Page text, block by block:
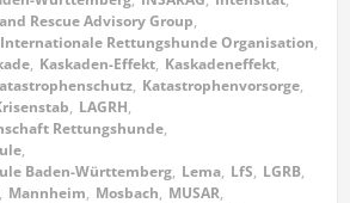
Rescue Advisory Group,
Internationale Rettungshunde Organisation,
, Kaskaden-Effekt, Kaskadeneffekt,
, Katastrophenvorsorge,
, LAGRH,
Rettungshunde,
,
Baden-Württemberg, Lema, LfS, LGRB,
Mannheim, Mosbach, MUSAR,